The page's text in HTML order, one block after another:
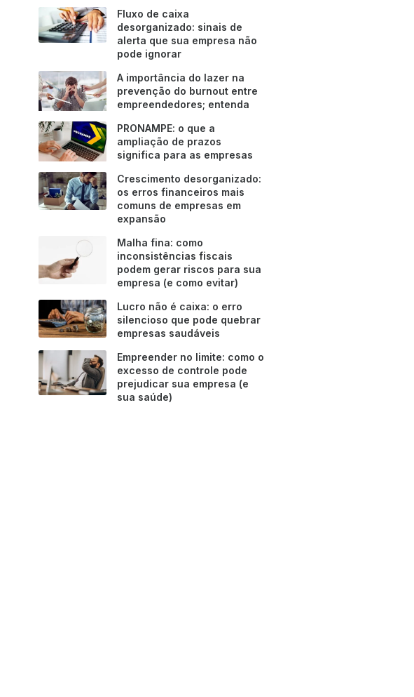
Fluxo de caixa
desorganizado: sinais de
alerta que sua empresa não
pode ignorar
A importância do lazer na
prevenção do burnout entre
empreendedores; entenda
PRONAMPE: o que a
ampliação de prazos
significa para as empresas
Crescimento desorganizado:
os erros financeiros mais
comuns de empresas em
expansão
Malha fina: como
inconsistências fiscais
podem gerar riscos para sua
empresa (e como evitar)
Lucro não é caixa: o erro
silencioso que pode quebrar
empresas saudáveis
Empreender no limite: como o
excesso de controle pode
prejudicar sua empresa (e
sua saúde)